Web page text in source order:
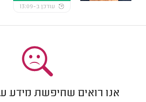
עודכן ב-13:09
אנו רואים שחיפשת מידע